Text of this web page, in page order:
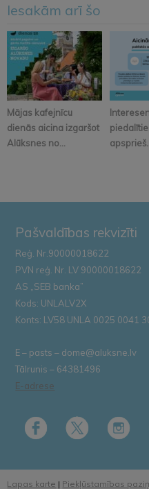
Iesakām arī šo
Mājas kafejnīcu
dienās aicina izgaršot
Alūksnes no...
apsprieš...
Pašvaldības rekvizīti
Reģ. Nr.90000018622
PVN reģ. Nr. LV 90000018622
AS „SEB banka”
Kods: UNLALV2X
Konts: LV58 UNLA 0025 0041
E – pasts – dome@aluksne.lv
Tālrunis – 64381496
E-adrese
Lapas karte | Piekļūstamības